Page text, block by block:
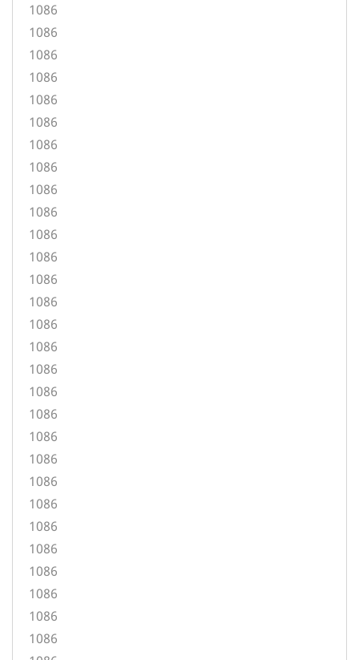
1086
1086
1086
1086
1086
1086
1086
1086
1086
1086
1086
1086
1086
1086
1086
1086
1086
1086
1086
1086
1086
1086
1086
1086
1086
1086
1086
1086
1086